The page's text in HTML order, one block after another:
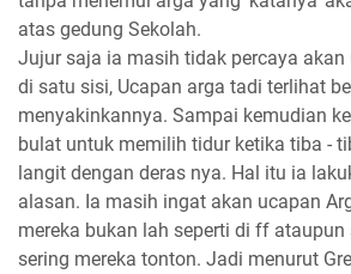
atas gedung Sekolah.
Jujur saja ia masih tidak percaya akan
di satu sisi, Ucapan arga tadi terlihat
menyakinkannya. Sampai kemudian
bulat untuk memilih tidur ketika tiba -
langit dengan deras nya. Hal itu ia
alasan. Ia masih ingat akan ucapan
mereka bukan lah seperti di ff ataupun
sering mereka tonton. Jadi menurut